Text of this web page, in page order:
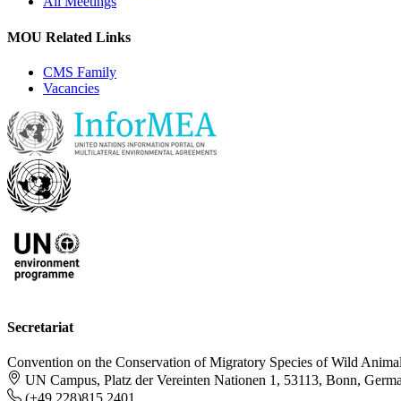
MOU Related Links
CMS Family
Vacancies
Secretariat
Convention on the Conservation of Migratory Species of Wild
UN Campus, Platz der Vereinten Nationen 1, 53113, Bonn,